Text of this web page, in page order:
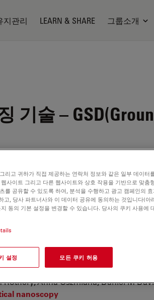
지관리 LEARN & SHARE 그룹소개
술 –
to enquire about recent alternative
of Inhibitory Natural Killer Cell
Anna Oszmiana, Daniel M
nanoscopy
리고 귀하가 직접 제공하는 연락처 정보와 같은 일부 데이터
사이트 그리고 다른 웹사이트와 상호 작용을 기반으로 맞춤
를 공유할 수 있도록 하여, 분석을 수행하고 광고 캠페인의
고, 당사 파트너사와 이 데이터 공유에 동의하는 것입니다(아
동의 기본 설정을 변경할 수 있습니다. 당사의 쿠키 사용에
설정 모든 쿠키 허용